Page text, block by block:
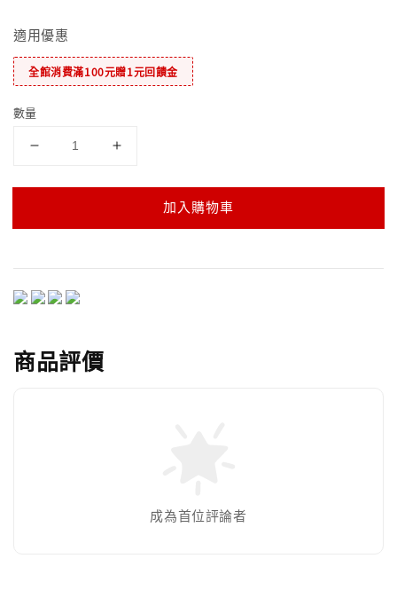
適用優惠
全館消費滿100元贈1元回饋金
數量
加入購物車
商品評價
成為首位評論者